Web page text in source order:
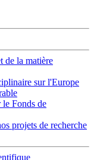
de la matière
sur l'Europe
le Fonds de
projets de recherche